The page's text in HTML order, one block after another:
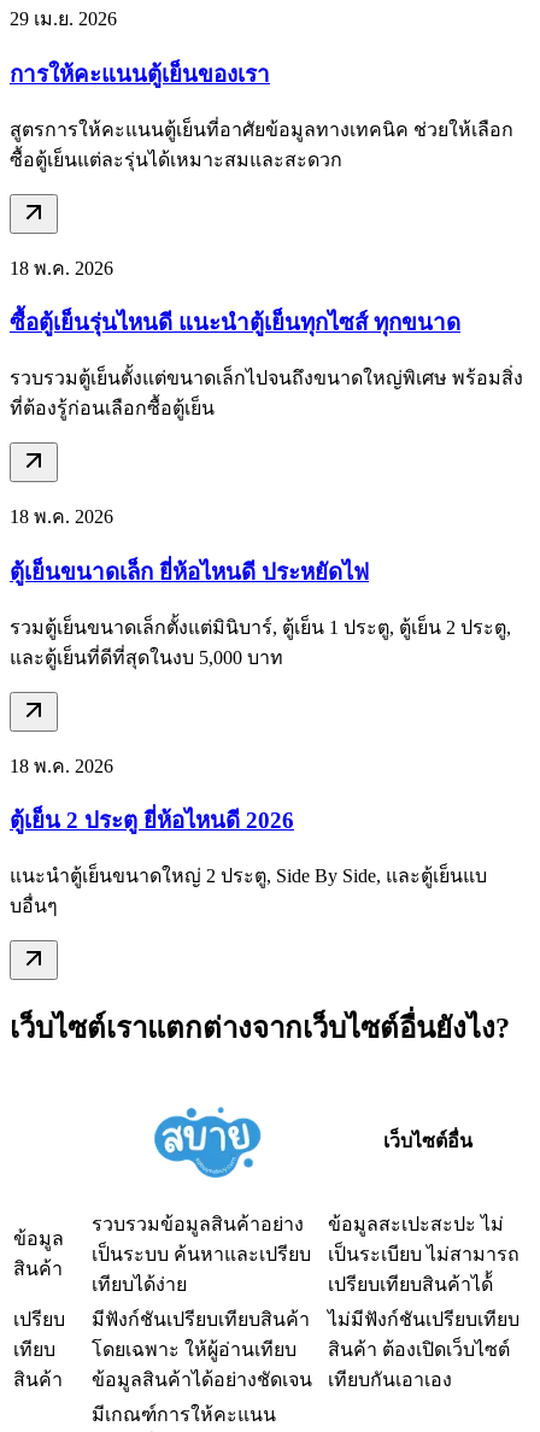
29 เม.ย. 2026
การให้คะแนนตู้เย็นของเรา
สูตรการให้คะแนนตู้เย็นที่อาศัยข้อมูลทางเทคนิค ช่วยให้เลือก
ซื้อตู้เย็นแต่ละรุ่นได้เหมาะสมและสะดวก
18 พ.ค. 2026
ซื้อตู้เย็นรุ่นไหนดี แนะนำตู้เย็นทุกไซส์ ทุกขนาด
รวบรวมตู้เย็นตั้งแต่ขนาดเล็กไปจนถึงขนาดใหญ่พิเศษ พร้อมสิ่ง
ที่ต้องรู้ก่อนเลือกซื้อตู้เย็น
18 พ.ค. 2026
ตู้เย็นขนาดเล็ก ยี่ห้อไหนดี ประหยัดไฟ
รวมตู้เย็นขนาดเล็กตั้งแต่มินิบาร์, ตู้เย็น 1 ประตู, ตู้เย็น 2 ประตู,
และตู้เย็นที่ดีที่สุดในงบ 5,000 บาท
18 พ.ค. 2026
ตู้เย็น 2 ประตู ยี่ห้อไหนดี 2026
แนะนำตู้เย็นขนาดใหญ่ 2 ประตู, Side By Side, และตู้เย็นแบ
บอื่นๆ
เว็บไซต์เราแตกต่างจากเว็บไซต์อื่นยังไง?
เว็บไซต์อื่น
ข้อมูล
สินค้า
รวบรวมข้อมูลสินค้าอย่าง
เป็นระบบ ค้นหาและเปรียบ
เทียบได้ง่าย
ข้อมูลสะเปะสะปะ ไม่
เป็นระเบียบ ไม่สามารถ
เปรียบเทียบสินค้าได้้
เปรียบ
เทียบ
สินค้า
มีฟังก์ชันเปรียบเทียบสินค้า
โดยเฉพาะ ให้ผู้อ่านเทียบ
ข้อมูลสินค้าได้อย่างชัดเจน
ไม่มีฟังก์ชันเปรียบเทียบ
สินค้า ต้องเปิดเว็บไซต์
เทียบกันเอาเอง
มีเกณฑ์การให้คะแนน